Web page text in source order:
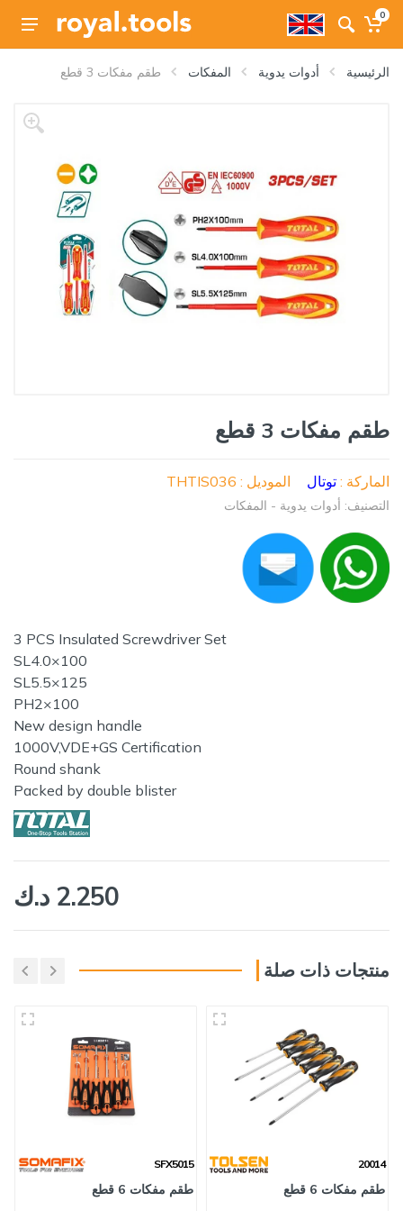
0
الرئيسية أدوات يدوية المفكات طقم مفكات 3 قطع
طقم مفكات 3 قطع
الماركة : توتال الموديل : THTIS036
التصنيف: أدوات يدوية - المفكات
3 PCS Insulated Screwdriver Set
SL4.0×100
SL5.5×125
PH2×100
New design handle
1000V,VDE+GS Certification
Round shank
Packed by double blister
2.250 د.ك
منتجات ذات صلة
20014
SFX5015